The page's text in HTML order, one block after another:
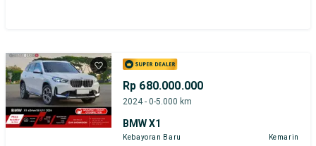
Rp 680.000.000
2024 - 0-5.000 km
BMW X1
Kebayoran Baru Kemarin